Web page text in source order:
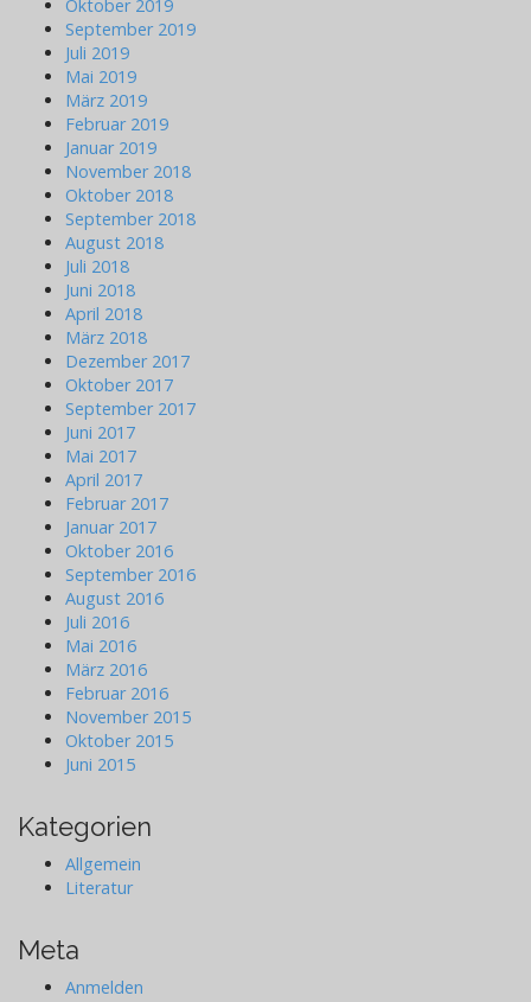
Oktober 2019
September 2019
Juli 2019
Mai 2019
März 2019
Februar 2019
Januar 2019
November 2018
Oktober 2018
September 2018
August 2018
Juli 2018
Juni 2018
April 2018
März 2018
Dezember 2017
Oktober 2017
September 2017
Juni 2017
Mai 2017
April 2017
Februar 2017
Januar 2017
Oktober 2016
September 2016
August 2016
Juli 2016
Mai 2016
März 2016
Februar 2016
November 2015
Oktober 2015
Juni 2015
Kategorien
Allgemein
Literatur
Meta
Anmelden